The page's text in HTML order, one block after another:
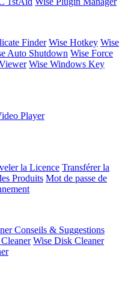
Finder Wise Hotkey Wise
Auto Shutdown Wise Force
Wise Windows Key
Player
la Licence Transférer la
Produits Mot de passe de
Conseils & Suggestions
Wise Disk Cleaner